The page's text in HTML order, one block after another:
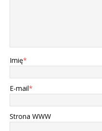
Imię*
E-mail*
Strona WWW